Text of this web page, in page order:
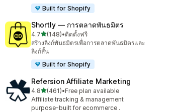
Built for Shopify
Shortly — การตลาดพันธมิตร
4.7เต็ม 5 ดาว
(148)
ทั้งหมด 148 รีวิว
•ติดตั้งฟรี
สร้างลิงก์พันธมิตรเพื่อการตลาดพันธมิตรและ
ลิงก์สั้น
Built for Shopify
Refersion Affiliate Marketing
4.8เต็ม 5 ดาว
(461)
ทั้งหมด 461 รีวิว
•Free plan available
Affiliate tracking & management
purpose-built for ecommerce .